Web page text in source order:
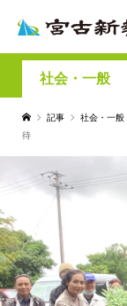
社会・一般
記事 社会・一般
待